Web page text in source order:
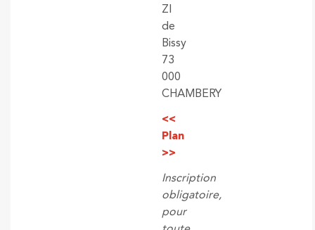
ZI
de
Bissy
73
000
CHAMBERY
<<
Plan
>>
Inscription
obligatoire,
pour